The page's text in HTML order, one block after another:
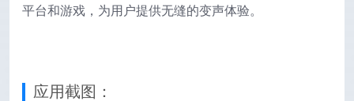
平台和游戏，为用户提供无缝的变声体验。
应用截图：